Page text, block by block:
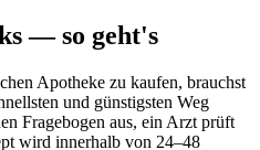
— so geht's
Apotheke zu kaufen, brauchst
und günstigsten Weg
Fragebogen aus, ein Arzt prüft
wird innerhalb von 24–48